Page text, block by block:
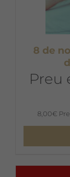
8 de
Preu
8,00€